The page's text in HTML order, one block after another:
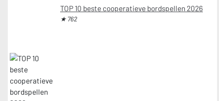
TOP 10 beste cooperatieve bordspellen 2026
★ 762